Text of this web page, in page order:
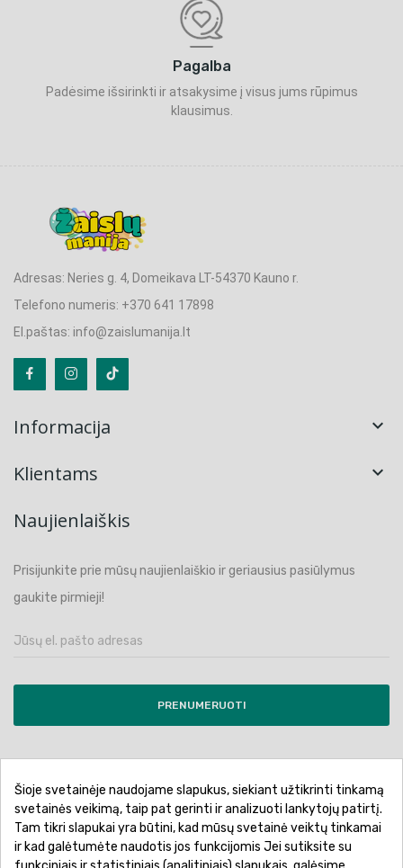
Pagalba
Padėsime išsirinkti ir atsakysime į visus jums rūpimus
klausimus.
Adresas: Neries g. 4, Domeikava LT-54370 Kauno r.
Telefono numeris: +370 641 17898
El.paštas: info@zaislumanija.lt
Informacija 
Klientams 
Naujienlaiškis
Prisijunkite prie mūsų naujienlaiškio ir geriausius pasiūlymus
gaukite pirmieji!
PRENUMERUOTI
Pirkimo sąlygos ir taisyklės
Privatumo politika
Garantinis aptarnavimas
Prekių pristatymas
Prekių grąžinimas
Atsiskaitymo būdai
Šioje svetainėje naudojame slapukus, siekiant užtikrinti tinkamą
svetainės veikimą, taip pat gerinti ir analizuoti lankytojų patirtį.
Tam tikri slapukai yra būtini, kad mūsų svetainė veiktų tinkamai
ir kad galėtumėte naudotis jos funkcijomis Jei sutiksite su